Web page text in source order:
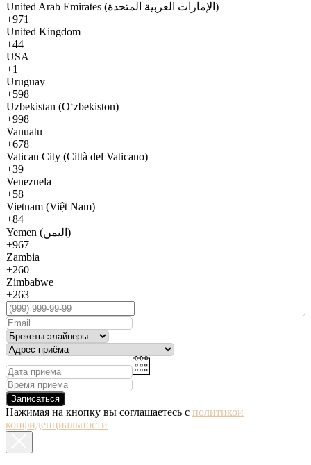
United Arab Emirates (الإمارات العربية المتحدة)
+971
United Kingdom
+44
USA
+1
Uruguay
+598
Uzbekistan (Oʻzbekiston)
+998
Vanuatu
+678
Vatican City (Città del Vaticano)
+39
Venezuela
+58
Vietnam (Việt Nam)
+84
Yemen (اليمن)
+967
Zambia
+260
Zimbabwe
+263
Записаться
Нажимая на кнопку вы соглашаетесь с политикой
конфиденциальности